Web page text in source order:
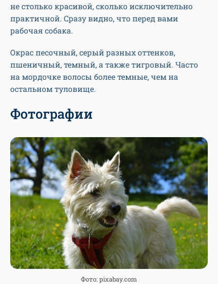
не столько красивой, сколько исключительно
практичной. Сразу видно, что перед вами
рабочая собака.
Окрас песочный, серый разных оттенков,
пшеничный, темный, а также тигровый. Часто
на мордочке волосы более темные, чем на
остальном туловище.
Фотографии
Фото: pixabay.com